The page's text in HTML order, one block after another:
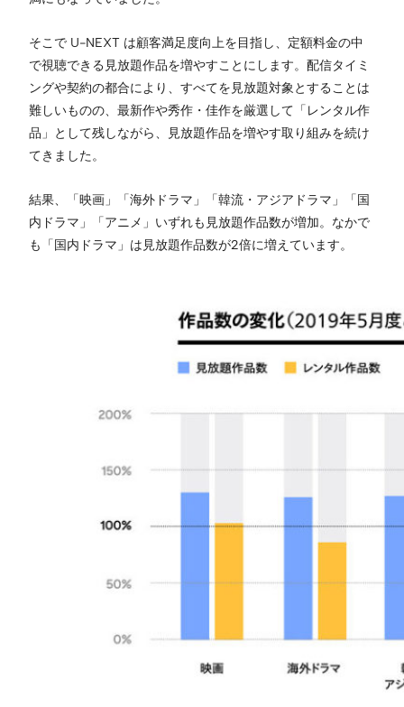
そこで U-NEXT は顧客満足度向上を目指し、定額料金の中
で視聴できる見放題作品を増やすことにします。配信タイミ
ングや契約の都合により、すべてを見放題対象とすることは
難しいものの、最新作や秀作・佳作を厳選して「レンタル作
品」として残しながら、見放題作品を増やす取り組みを続け
てきました。
結果、「映画」「海外ドラマ」「韓流・アジアドラマ」「国
内ドラマ」「アニメ」いずれも見放題作品数が増加。なかで
も「国内ドラマ」は見放題作品数が2倍に増えています。